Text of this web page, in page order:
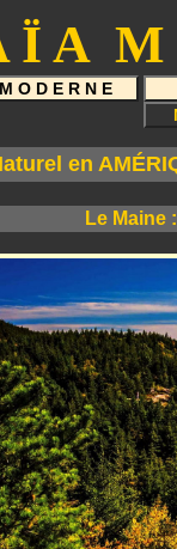
Ï A M
en
Le Maine